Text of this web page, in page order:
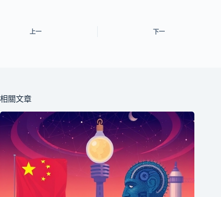
上一 下一
相關文章